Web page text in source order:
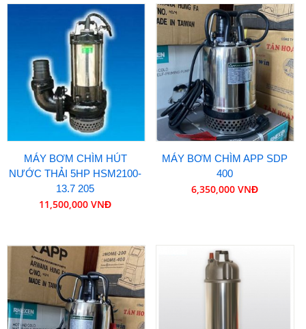
MÁY BƠM CHÌM HÚT
NƯỚC THẢI 5HP HSM2100-
13.7 205
11,500,000 VNĐ
MÁY BƠM CHÌM APP SDP
400
6,350,000 VNĐ